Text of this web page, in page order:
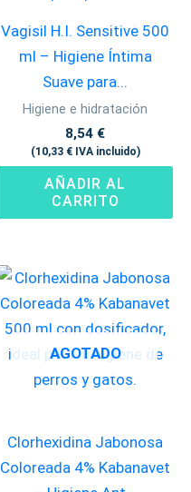
Vagisil H.I. Sensitive 500
ml – Higiene Íntima
Suave para...
Higiene e hidratación
8,54 €
(10,33 €IVA incluido)
AÑADIR AL
CARRITO
AGOTADO
Clorhexidina Jabonosa
Coloreada 4% Kabanavet